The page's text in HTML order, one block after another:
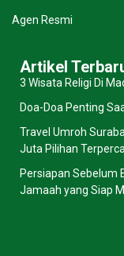
Agen Resmi
Artikel
3 Wisata Religi Di
Doa-Doa Penting
Travel Umroh
Juta Pilihan
Persiapan Sebelum
Jamaah yang Siap